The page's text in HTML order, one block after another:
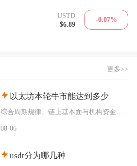
USTD
$6.89
-0.07%
更多>>
以太坊本轮牛市能达到多少
08-06
usdt分为哪几种